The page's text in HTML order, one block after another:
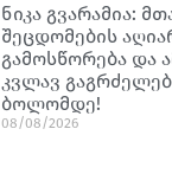
ნიკა გვარამია:
შეცდომების
გამოსწორება და
კვლავ
ბოლომდე!
08/08/2026